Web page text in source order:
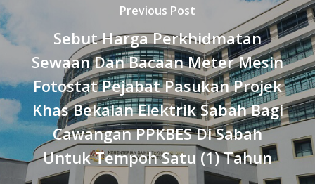
Previous Post
Sebut Harga Perkhidmatan
Sewaan Dan Bacaan Meter Mesin
Fotostat Pejabat Pasukan Projek
Khas Bekalan Elektrik Sabah Bagi
Cawangan PPKBES Di Sabah
Untuk Tempoh Satu (1) Tahun